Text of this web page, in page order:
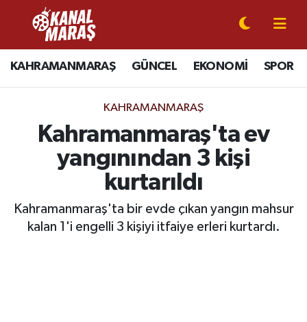
KAHRAMANMARAŞ GÜNCEL EKONOMİ SPOR
KAHRAMANMARAŞ
Kahramanmaraş'ta ev
yangınından 3 kişi
kurtarıldı
Kahramanmaraş'ta bir evde çıkan yangın mahsur
kalan 1'i engelli 3 kişiyi itfaiye erleri kurtardı.
CANLI YAYIN
KAHRAMANMARAŞ
SPOR
EKONOMİ
Kahramanmaraş Nöbetçi Eczaneler
Kahramanmaraş Hava Durumu
Kahramanmaraş Trafik Yoğunluk Haritası
Süper Lig Puan Durumu ve Fikstür
Tüm Manşetler